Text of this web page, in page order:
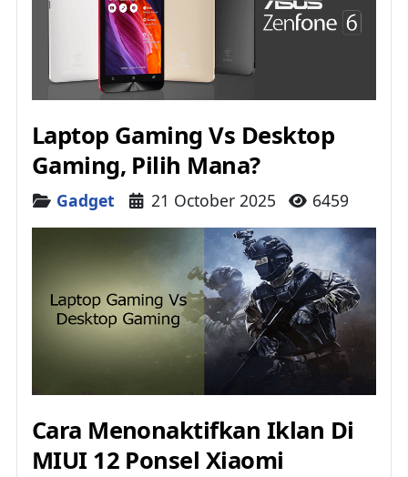
Laptop Gaming Vs Desktop
Gaming, Pilih Mana?
Details
Gadget 21 October 2025 6459
Cara Menonaktifkan Iklan Di
MIUI 12 Ponsel Xiaomi